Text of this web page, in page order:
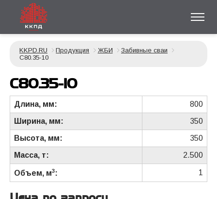
KKPD.RU Продукция ЖБИ
Забивные сваи
С80.35-10
С80.35-10
Длина, мм: 800
Ширина, мм: 350
Высота, мм: 350
Масса, т: 2.500
Объем, м3: 1